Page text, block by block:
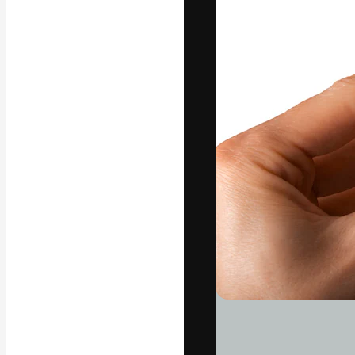
migliori lavori.
creativi,